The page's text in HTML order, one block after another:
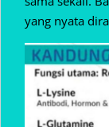
yang nyata